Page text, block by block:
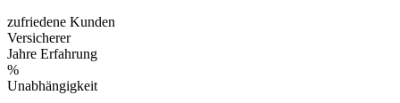
zufriedene Kunden
Versicherer
Jahre Erfahrung
%
Unabhängigkeit